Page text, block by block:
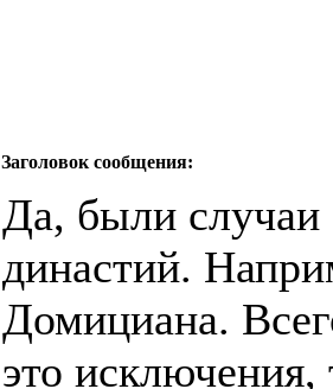
Заголовок сообщения:
Да, были случаи
династий.
Домициана.
это